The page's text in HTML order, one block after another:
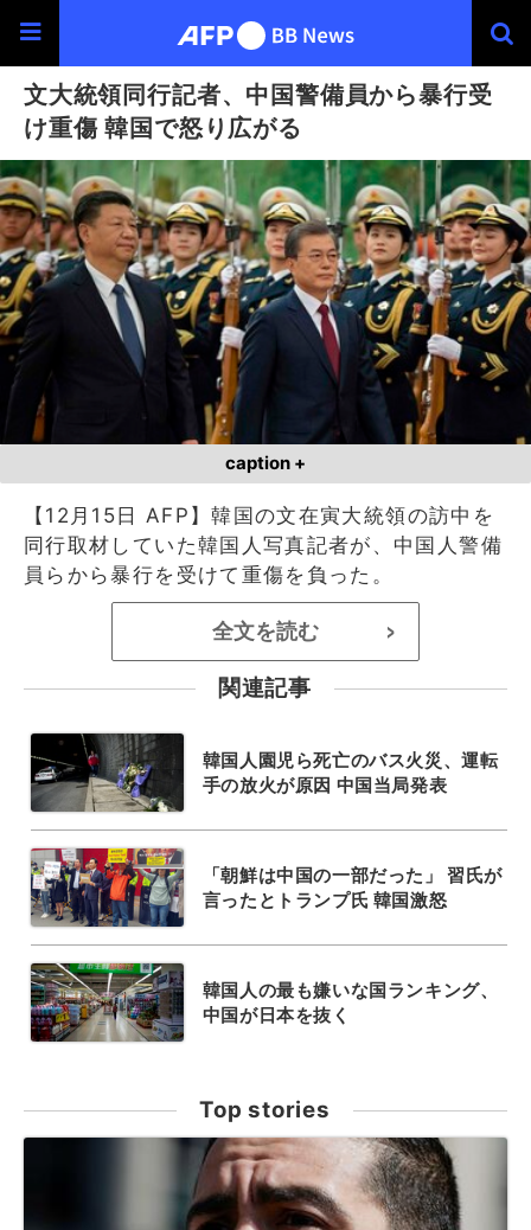
文大統領同行記者、中国警備員から暴行受
け重傷 韓国で怒り広がる
caption +
【12月15日 AFP】韓国の文在寅大統領の訪中を
同行取材していた韓国人写真記者が、中国人警備
員らから暴行を受けて重傷を負った。
全文を読む >
関連記事
韓国人園児ら死亡のバス火災、運転
手の放火が原因 中国当局発表
「朝鮮は中国の一部だった」 習氏が
言ったとトランプ氏 韓国激怒
韓国人の最も嫌いな国ランキング、
中国が日本を抜く
Top stories